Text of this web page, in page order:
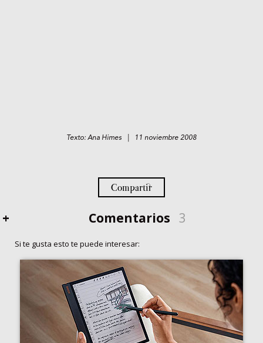
Texto: Ana Himes | 11 noviembre 2008
Compartir
+ Comentarios 3
Si te gusta esto te puede interesar: